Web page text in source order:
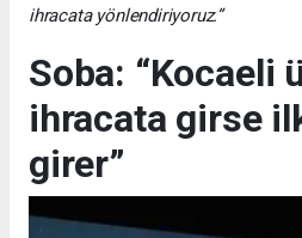
ihracata yönlendiriyoruz.”
Soba: “Kocaeli
ihracata girse
girer”